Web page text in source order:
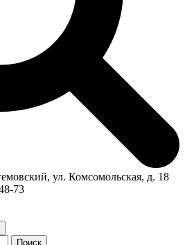
ул. Комсомольская, д. 18
73
Поиск